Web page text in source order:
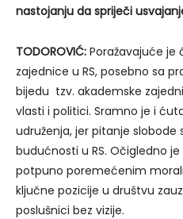
nastojanju da spriječi
TODOROVIĆ: Poražavajuće je
zajednice u RS, posebno sa
bijedu tzv. akademske
vlasti i politici. Sramno je i
udruženja, jer pitanje slobode
budućnosti u RS. Očigledno
potpuno poremećenim
ključne pozicije u društvu
poslušnici bez vizije.